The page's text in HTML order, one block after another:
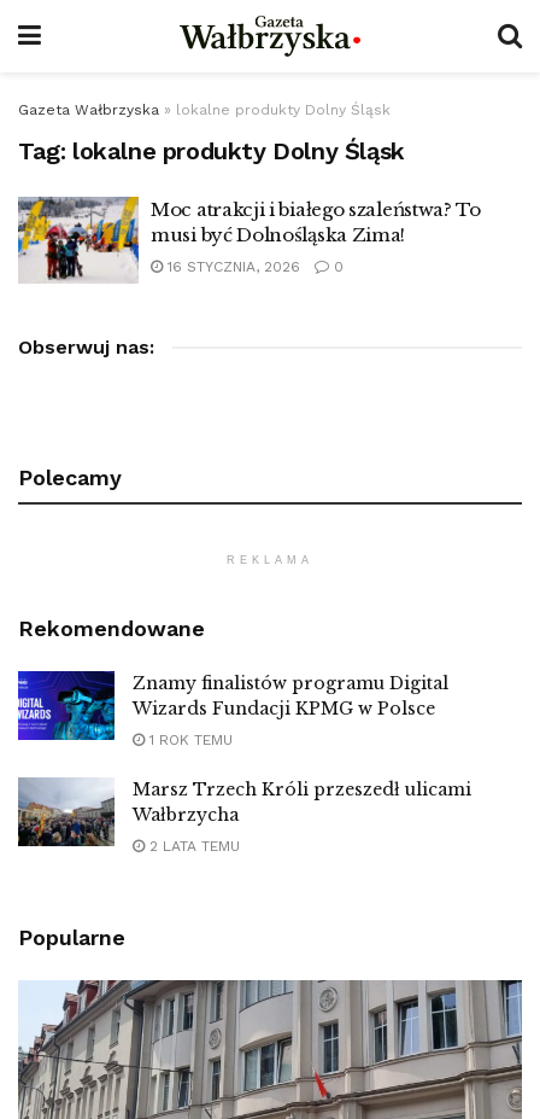
Gazeta Wałbrzyska » lokalne produkty Dolny Śląsk
Tag: lokalne produkty Dolny Śląsk
Moc atrakcji i białego szaleństwa? To
musi być Dolnośląska Zima!
16 STYCZNIA, 2026 0
Obserwuj nas:
Polecamy
REKLAMA
Rekomendowane
Znamy finalistów programu Digital
Wizards Fundacji KPMG w Polsce
1 ROK TEMU
Marsz Trzech Króli przeszedł ulicami
Wałbrzycha
2 LATA TEMU
Popularne